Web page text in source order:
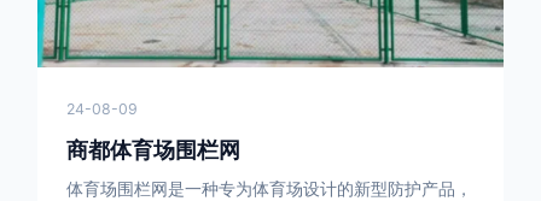
24-08-09
商都体育场围栏网
体育场围栏网是一种专为体育场设计的新型防护产品，